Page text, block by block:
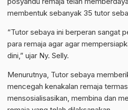
membentuk sebanyak 35 tutor
“Tutor sebaya ini berperan sangat
para remaja agar agar
dini,” ujar Ny. Selly.
Menurutnya, Tutor sebaya
mencegah kenakalan remaja
mensosialisasikan, membina dan